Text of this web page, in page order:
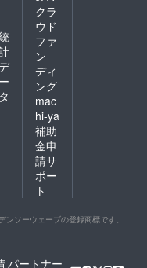
ー
タ
クラ
ウド
ファ
ン
ディ
ング
mac
hi-ya
補助
金申
請サ
ポー
ト
ンソーウェーブの登録商標です。
パートナー